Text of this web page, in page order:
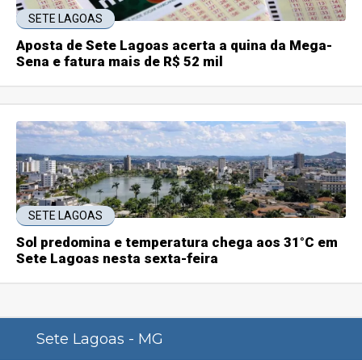
SETE LAGOAS
Aposta de Sete Lagoas acerta a quina da Mega-
Sena e fatura mais de R$ 52 mil
SETE LAGOAS
Sol predomina e temperatura chega aos 31°C em
Sete Lagoas nesta sexta-feira
Sete Lagoas - MG